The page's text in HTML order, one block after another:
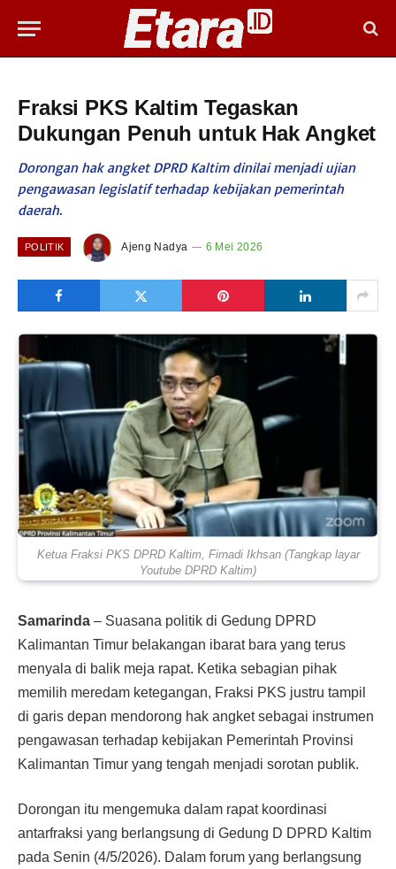
Fraksi PKS Kaltim Tegaskan
Dukungan Penuh untuk Hak Angket
Dorongan hak angket DPRD Kaltim dinilai menjadi ujian
pengawasan legislatif terhadap kebijakan pemerintah
daerah.
POLITIK Ajeng Nadya 6 Mei 2026
Ketua Fraksi PKS DPRD Kaltim, Firnadi Ikhsan (Tangkap layar
Youtube DPRD Kaltim)
Samarinda – Suasana politik di Gedung DPRD
Kalimantan Timur belakangan ibarat bara yang terus
menyala di balik meja rapat. Ketika sebagian pihak
memilih meredam ketegangan, Fraksi PKS justru tampil
di garis depan mendorong hak angket sebagai instrumen
pengawasan terhadap kebijakan Pemerintah Provinsi
Kalimantan Timur yang tengah menjadi sorotan publik.
Dorongan itu mengemuka dalam rapat koordinasi
antarfraksi yang berlangsung di Gedung D DPRD Kaltim
pada Senin (4/5/2026). Dalam forum yang berlangsung